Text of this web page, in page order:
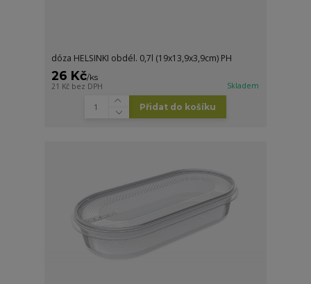
dóza HELSINKI obdél. 0,7l (19x13,9x3,9cm) PH
26 Kč/ks
21 Kč bez DPH Skladem
Přidat do košíku